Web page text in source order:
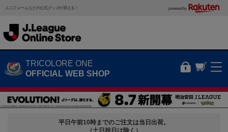
ユニフォームなどの公式グッズが買える！ powered by
TRICOLORE ONE
OFFICIAL WEB SHOP
平日午前10時までのご注文は当日出荷。
（土日祝日は除く）